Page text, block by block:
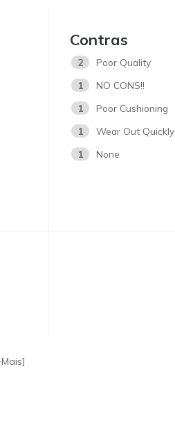
Contras
2
Poor Quality
1
NO CONS!!
1
Poor Cushioning
1
Wear Out Quickly
1
None
Mais]